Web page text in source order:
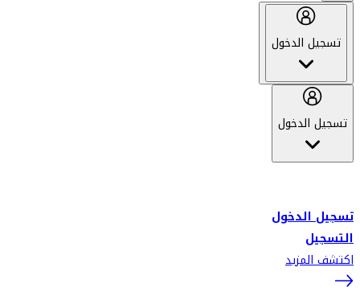
تسجيل الدخول
تسجيل الدخول
تسجيل الدخول
التسجيل
اكتشف المزيد